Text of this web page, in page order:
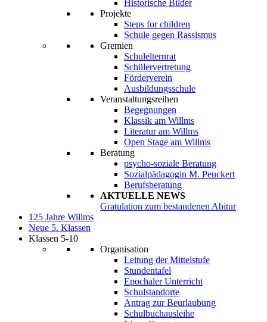
Historische Bilder
Projekte
Steps for children
Schule gegen Rassismus
Gremien
Schulelternrat
Schülervertretung
Förderverein
Ausbildungsschule
Veranstaltungsreihen
Begegnungen
Klassik am Willms
Literatur am Willms
Open Stage am Willms
Beratung
psycho-soziale Beratung
Sozialpädagogin M. Peuckert
Berufsberatung
AKTUELLE NEWS
Gratulation zum bestandenen Abitur
125 Jahre Willms
Neue 5. Klassen
Klassen 5-10
Organisation
Leitung der Mittelstufe
Stundentafel
Epochaler Unterricht
Schulstandorte
Antrag zur Beurlaubung
Schulbuchausleihe